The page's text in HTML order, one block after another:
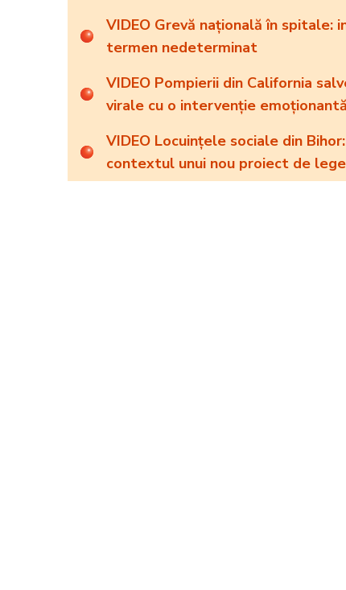
VIDEO Grevă națională în spitale:
termen nedeterminat
VIDEO Pompierii din California
virale cu o intervenție emoționantă
VIDEO Locuințele sociale din
contextul unui nou proiect de lege